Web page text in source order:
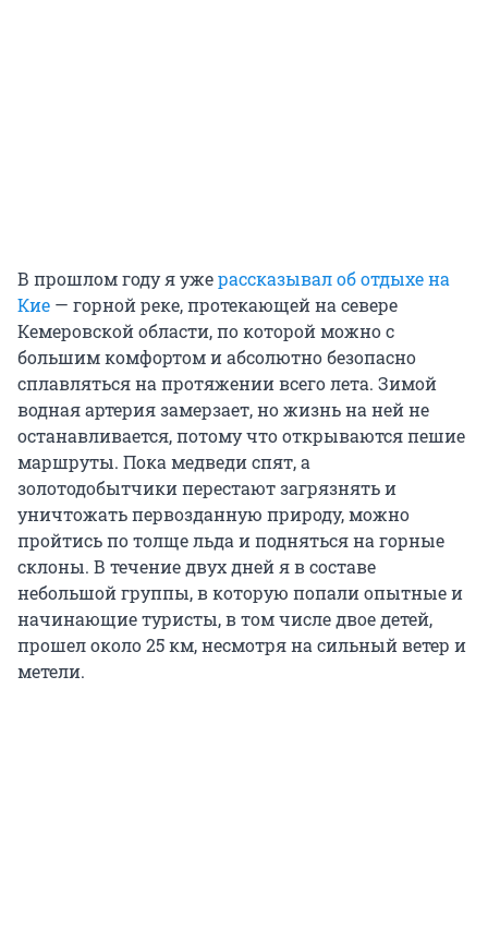
В прошлом году я ужерассказывал об отдыхе на
Кие — горной реке, протекающей на севере
Кемеровской области, по которой можно с
большим комфортом и абсолютно безопасно
сплавляться на протяжении всего лета. Зимой
водная артерия замерзает, но жизнь на ней не
останавливается, потому что открываются пешие
маршруты. Пока медведи спят, а
золотодобытчики перестают загрязнять и
уничтожать первозданную природу, можно
пройтись по толще льда и подняться на горные
склоны. В течение двух дней я в составе
небольшой группы, в которую попали опытные и
начинающие туристы, в том числе двое детей,
прошел около 25 км, несмотря на сильный ветер и
метели.